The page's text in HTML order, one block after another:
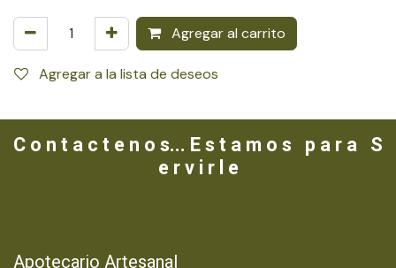
Agregar al carrito
Agregar a la lista de deseos
C o n t a c t e n o s... E s t a m o s p a r a S
e r v i r l e
Apotecario Artesanal